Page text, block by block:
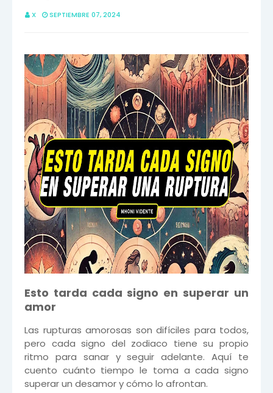
X SEPTIEMBRE 07, 2024
Esto tarda cada signo en superar un
amor
Las rupturas amorosas son difíciles para todos,
pero cada signo del zodiaco tiene su propio
ritmo para sanar y seguir adelante. Aquí te
cuento cuánto tiempo le toma a cada signo
superar un desamor y cómo lo afrontan.